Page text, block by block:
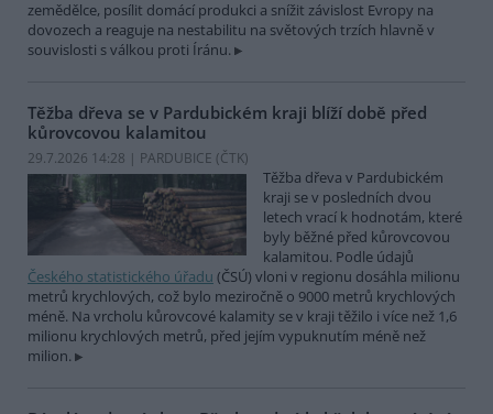
zemědělce, posílit domácí produkci a snížit závislost Evropy na
dovozech a reaguje na nestabilitu na světových trzích hlavně v
souvislosti s válkou proti Íránu.
Těžba dřeva se v Pardubickém kraji blíží době před
kůrovcovou kalamitou
29.7.2026 14:28 | PARDUBICE (ČTK)
Těžba dřeva v Pardubickém
kraji se v posledních dvou
letech vrací k hodnotám, které
byly běžné před kůrovcovou
kalamitou. Podle údajů
Českého statistického úřadu (ČSÚ) vloni v regionu dosáhla milionu
metrů krychlových, což bylo meziročně o 9000 metrů krychlových
méně. Na vrcholu kůrovcové kalamity se v kraji těžilo i více než 1,6
milionu krychlových metrů, před jejím vypuknutím méně než
milion.